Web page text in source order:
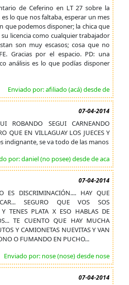
de Ceferino en LT 27 sobre la
es lo que nos faltaba, esperar un mes
que podemos disponer; la chica que
licencia como cualquier trabajador
son muy escasos; cosa que no
Gracias por el espacio. PD: una
análisis es lo que podías disponer
Enviado por: afiliado (acá) desde de
07-04-2014
ROBANDO SEGUI CARNEANDO
QUE EN VILLAGUAY LOS JUECES Y
indignante, se va todo de las manos
por: daniel (no posee) desde de aca
07-04-2014
ES DISCRIMINACIÓN.... HAY QUE
SEGURO QUE VOS SOS
Y TENES PLATA X ESO HABLAS DE
TE CUENTO QUE HAY MUCHA
Y CAMIONETAS NUEVITAS Y VAN
O FUMANDO EN PUCHO...
Enviado por: nose (nose) desde nose
07-04-2014